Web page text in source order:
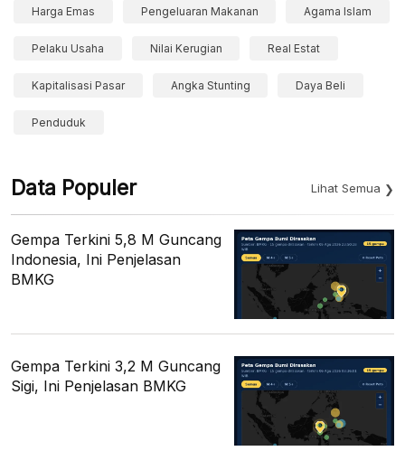
Harga Emas Pengeluaran Makanan Agama Islam
Pelaku Usaha Nilai Kerugian Real Estat
Kapitalisasi Pasar Angka Stunting Daya Beli
Penduduk
Data Populer Lihat Semua
Gempa Terkini 5,8 M Guncang
Indonesia, Ini Penjelasan
BMKG
Gempa Terkini 3,2 M Guncang
Sigi, Ini Penjelasan BMKG